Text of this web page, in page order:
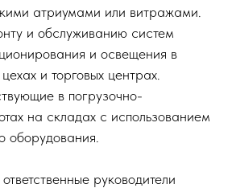
атриумами или витражами.
и обслуживанию систем
и освещения в
и торговых центрах.
в погрузочно-
на складах с использованием
оборудования.
руководители